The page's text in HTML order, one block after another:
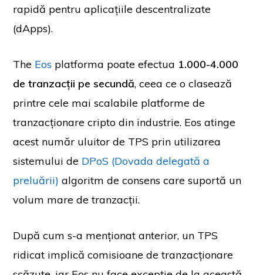
rapidă pentru aplicațiile descentralizate
(dApps).
The Eos platforma poate efectua 1.000-4.000
de tranzacții pe secundă, ceea ce o clasează
printre cele mai scalabile platforme de
tranzacționare cripto din industrie. Eos atinge
acest număr uluitor de TPS prin utilizarea
sistemului de DPoS (Dovada delegată a
preluării) algoritm de consens care suportă un
volum mare de tranzacții.
După cum s-a menționat anterior, un TPS
ridicat implică comisioane de tranzacționare